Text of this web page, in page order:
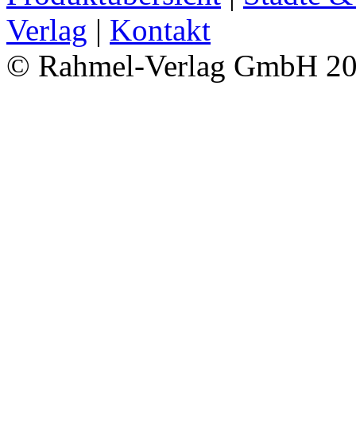
Verlag | Kontakt
© Rahmel-Verlag GmbH